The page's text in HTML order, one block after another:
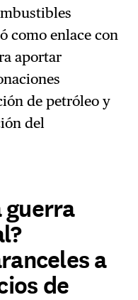
como enlace con
aportar
de petróleo y
del
a
de